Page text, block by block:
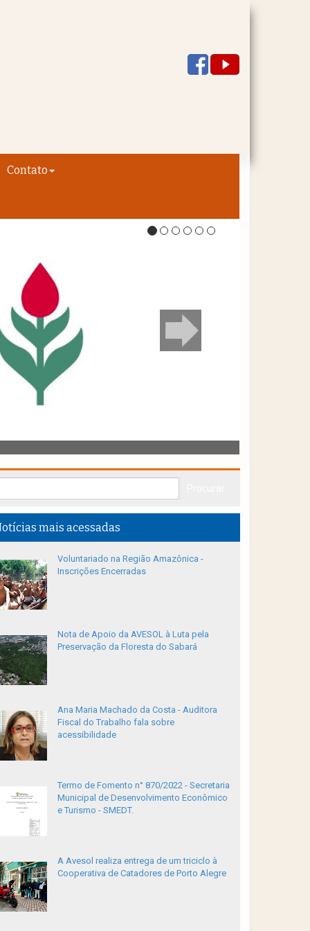
Contato
mais acessadas
Voluntariado na Região Amazônica -
Inscrições Encerradas
Nota de Apoio da AVESOL à Luta pela
Preservação da Floresta do Sabará
Ana Maria Machado da Costa - Auditora
Fiscal do Trabalho fala sobre
acessibilidade
Termo de Fomento n° 870/2022 - Secretaria
Municipal de Desenvolvimento Econômico
e Turismo - SMEDT.
A Avesol realiza entrega de um triciclo à
Cooperativa de Catadores de Porto Alegre